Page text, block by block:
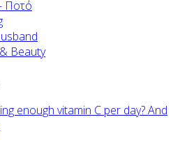
Ποτό
Beauty